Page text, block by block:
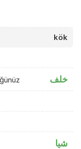
kök
خلف
شيا